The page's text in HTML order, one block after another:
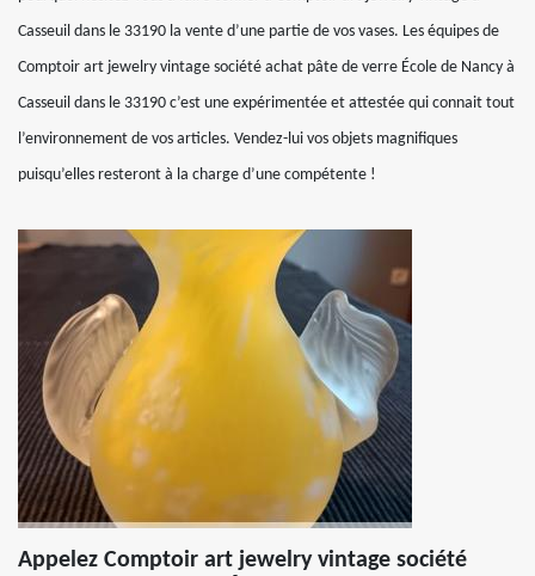
Casseuil dans le 33190 la vente d’une partie de vos vases. Les équipes de
Comptoir art jewelry vintage société achat pâte de verre École de Nancy à
Casseuil dans le 33190 c’est une expérimentée et attestée qui connait tout
l’environnement de vos articles. Vendez-lui vos objets magnifiques
puisqu’elles resteront à la charge d’une compétente !
Appelez Comptoir art jewelry vintage société